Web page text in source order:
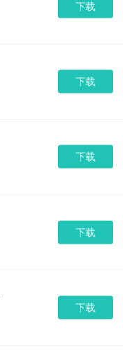
下载
下载
下载
下载
下载